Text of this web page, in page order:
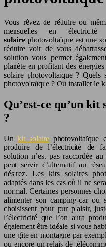
Vous rêvez de réduire ou
mensuelles en
solaire photovoltaïque est une
réduire voir de vous
solution vous permet
planète en profitant des
solaire photovoltaïque ? Quels
photovoltaïque ? Où installer le
Qu’est-ce qu’un
?
Unkit solairephotovoltaïque
produire de l’électricité de
solution n’est pas raccordée
peut servir d’alternatif au
désirez. Les kits solaires
adaptés dans les cas où il ne
normal. Certaines personnes
alimenter son camping-car ou
choisissent pour pur plaisir,
l’électricité que l’on aura
également être idéale si vous
une gîte en montagne par
ou encore un relais de